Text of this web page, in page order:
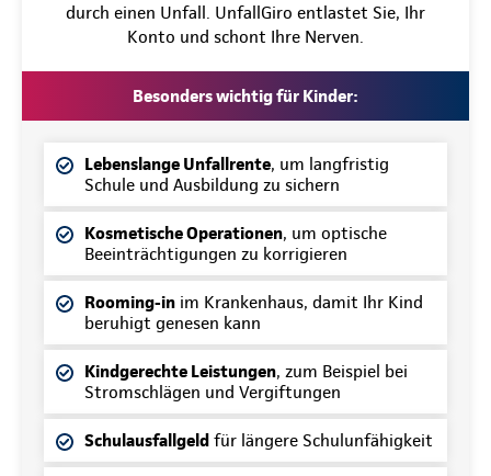
durch einen Unfall. UnfallGiro entlastet Sie, Ihr
Konto und schont Ihre Nerven.
Besonders wichtig für Kinder:
Lebenslange Unfallrente, um langfristig
Schule und Ausbildung zu sichern
Kosmetische Operationen, um optische
Beeinträchtigungen zu korrigieren
Rooming-in im Krankenhaus, damit Ihr Kind
beruhigt genesen kann
Kindgerechte Leistungen, zum Beispiel bei
Stromschlägen und Vergiftungen
Schulausfallgeld für längere Schulunfähigkeit